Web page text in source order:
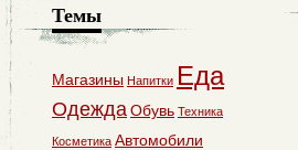
Темы
Магазины Напитки Еда
ОдеждаОбувь Техника
Косметика Автомобили